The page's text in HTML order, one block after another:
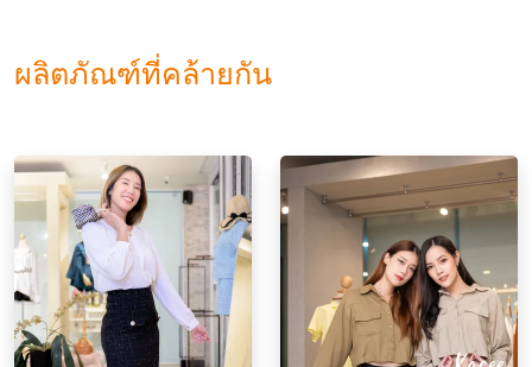
ผลิตภัณฑ์ที่คล้ายกัน